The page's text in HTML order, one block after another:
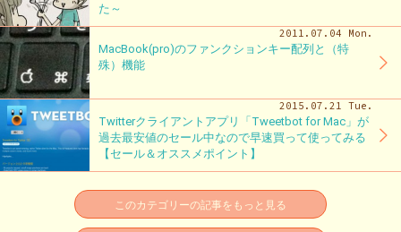
た～
2011.07.04 Mon.
MacBook(pro)のファンクションキー配列と（特
殊）機能
2015.07.21 Tue.
Twitterクライアントアプリ「Tweetbot for Mac」が
過去最安値のセール中なので早速買って使ってみる
【セール＆オススメポイント】
このカテゴリーの記事をもっと見る